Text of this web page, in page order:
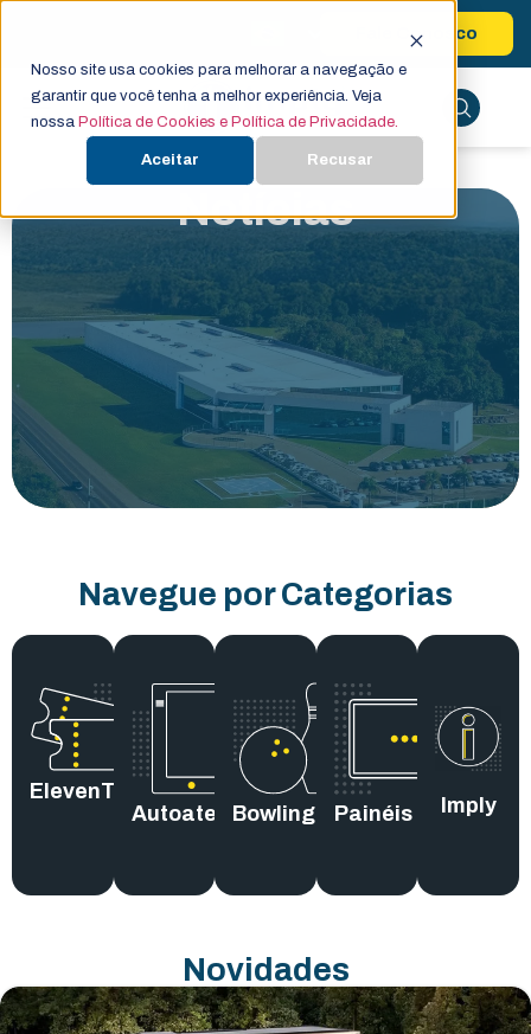
Nosso site usa cookies para melhorar a navegação e
garantir que você tenha a melhor experiência. Veja
nossa Política de Cookies e Política de Privacidade.
Aceitar Recusar
Fale Conosco
Notícias
Navegue por Categorias
ElevenTickets
Autoatendimento
Bowling Painéis Imply
Novidades